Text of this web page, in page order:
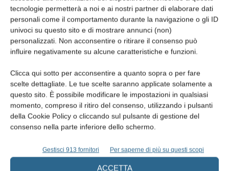
tecnologie permetterà a noi e ai nostri partner di elaborare dati
personali come il comportamento durante la navigazione o gli ID
univoci su questo sito e di mostrare annunci (non)
personalizzati. Non acconsentire o ritirare il consenso può
influire negativamente su alcune caratteristiche e funzioni.
Clicca qui sotto per acconsentire a quanto sopra o per fare
scelte dettagliate. Le tue scelte saranno applicate solamente a
questo sito. È possibile modificare le impostazioni in qualsiasi
momento, compreso il ritiro del consenso, utilizzando i pulsanti
della Cookie Policy o cliccando sul pulsante di gestione del
consenso nella parte inferiore dello schermo.
Gestisci 913 fornitori Per saperne di più su questi scopi
ACCETTA
sempre più sentita per favorire la compliance fiscale.
Si spera nell’introduzione degli ISA già a partire dall’anno
d’imposta 2018.